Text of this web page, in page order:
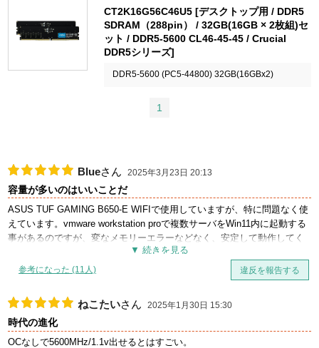
CT2K16G56C46U5 [デスクトップ用 / DDR5
SDRAM（288pin） / 32GB(16GB × 2枚組)セ
ット / DDR5-5600 CL46-45-45 / Crucial
DDR5シリーズ]
DDR5-5600 (PC5-44800) 32GB(16GBx2)
1
Blueさん 2025年3月23日 20:13
容量が多いのはいいことだ
ASUS TUF GAMING B650-E WIFIで使用していますが、特に問題なく使
えています。vmware workstation proで複数サーバをWin11内に起動する
事があるのですが、変なメモリーエラーなどなく、安定して動作してく
参考になった (11人) 違反を報告する
ねこたいさん 2025年1月30日 15:30
時代の進化
OCなしで5600MHz/1.1v出せるとはすごい。